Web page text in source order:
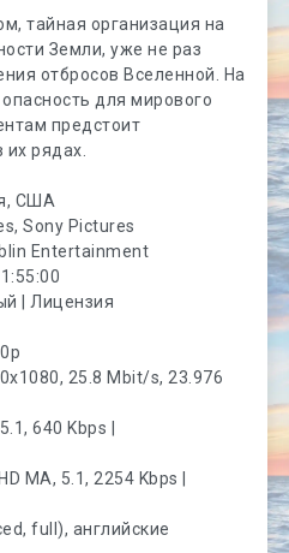
тайная организация на
Земли, уже не раз
отбросов Вселенной. На
для мирового
предстоит
рядах.
США
Sony Pictures
Entertainment
| Лицензия
25.8 Mbit/s, 23.976
640 Kbps |
MA, 5.1, 2254 Kbps |
full), английские